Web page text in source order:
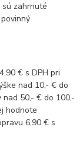
zahrnuté
€ s DPH pri
nad 10,- € do
nad 50,- € do 100,-
hodnote
6,90 € s